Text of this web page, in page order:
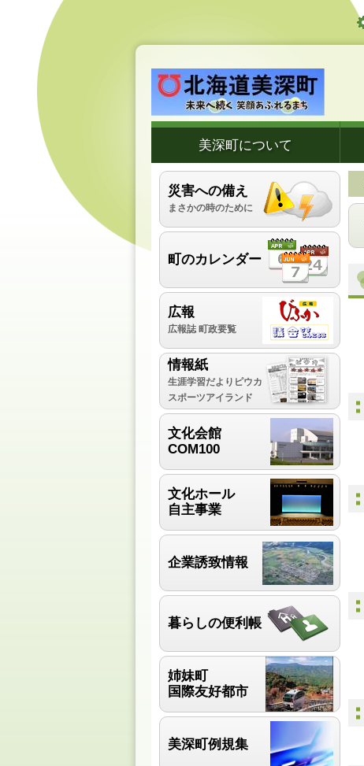
美深町について
災害への備え
まさかの時のために
町のカレンダー
広報
広報誌 町政要覧
情報紙
生涯学習だよりピウカ
スポーツアイランド
文化会館
COM100
文化ホール
自主事業
企業誘致情報
暮らしの便利帳
姉妹町
国際友好都市
美深町例規集